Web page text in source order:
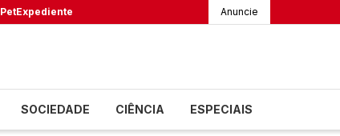
PetExpediente Anuncie
SOCIEDADE CIÊNCIA ESPECIAIS